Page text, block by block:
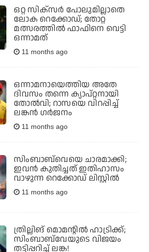
ഒറ്റ സിക്സര്‍ പോലുമില്ലാതെ
ലോക റെക്കോഡ്; തോറ്റ
മത്സരത്തില്‍ ഫാഫിനെ വെട്ടി
ഒന്നാമത്
11 months ago
ഒന്നാമനായെത്തിയ അതേ
ദിവസം തന്നെ ക്യാപ്റ്റനായി
തോല്‍വി; റാസയെ വിറപ്പിച്ച്
ലങ്കന്‍ ഗര്‍ജനം
11 months ago
സിംബാബ്‌വെയെ ചാരമാക്കി;
ഇവന്‍ കുതിച്ചത് ഇതിഹാസം
വാഴുന്ന റെക്കോഡ് ലിസ്റ്റില്‍
11 months ago
ത്രില്ലിങ് മൊമന്റില്‍ ഹാട്രിക്ക്;
സിംബാബ്‌വേയുടെ വിജയം
തട്ടിപ്പറിച്ച് ലങ്ക!